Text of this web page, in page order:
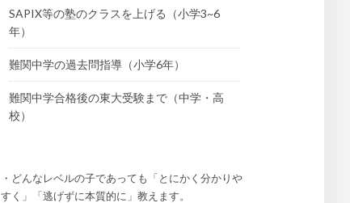
SAPIX等の塾のクラスを上げる（小学3~6
年）
難関中学の過去問指導（小学6年）
難関中学合格後の東大受験まで（中学・高
校）
・どんなレベルの子であっても「とにかく分かりや
すく」「逃げずに本質的に」教えます。